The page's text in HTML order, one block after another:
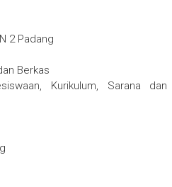
2 Padang
Berkas
Kurikulum, Sarana dan